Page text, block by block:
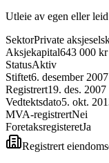
Utleie av egen eller
SektorPrivate
Aksjekapital643 000 kr
StatusAktiv
Stiftet6. desember 2007
Registrert19. des. 2007
Vedtektsdato5. okt.
MVA-registrertNei
ForetaksregisteretJa
Registrert